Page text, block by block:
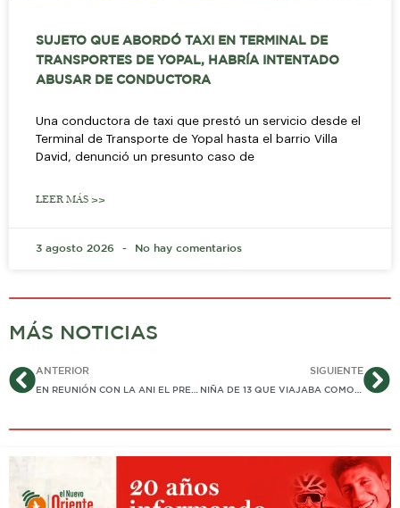
SUJETO QUE ABORDÓ TAXI EN TERMINAL DE
TRANSPORTES DE YOPAL, HABRÍA INTENTADO
ABUSAR DE CONDUCTORA
Una conductora de taxi que prestó un servicio desde el
Terminal de Transporte de Yopal hasta el barrio Villa
David, denunció un presunto caso de
LEER MÁS >>
3 agosto 2026 No hay comentarios
MÁS NOTICIAS
AntANTERIOR
EN REUNIÓN CON LA ANI EL PRESIDENTE DE LA ASAMBLEA DE CASANARE LOGRA ACUERDOS PARA MITIGAR IMPACTO DE AUMENTO DE COBRO EN EL PEAJE «SAN PEDRO» DE VILLANUEVA
SIGUIENTE
NIÑA DE 13 QUE VIAJABA COMO POLIZÓN DE TRACTOMULA ES LA SEGUNDA VÍCTIMA FATAL DE ACCIDENTES DE 2026 EN YOPAL